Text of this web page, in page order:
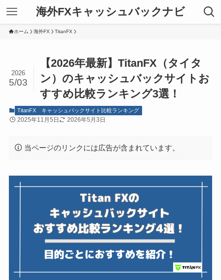
海外FXキャッシュバックナビ
ホーム 海外FX TitanFX
【2026年最新】TitanFX（タイタ
ン）のキャッシュバックサイトお
すすめ比較ランキング3選！
2026
5/03
TitanFX キャッシュバックサイト比較ランキング
2025年11月5日 2026年5月3日
当ページのリンクには広告が含まれています。